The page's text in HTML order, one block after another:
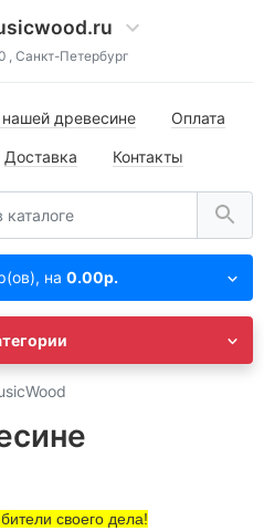
, Санкт-Петербург
древесине Оплата
Доставка Контакты
на 0.00р.
своего дела!